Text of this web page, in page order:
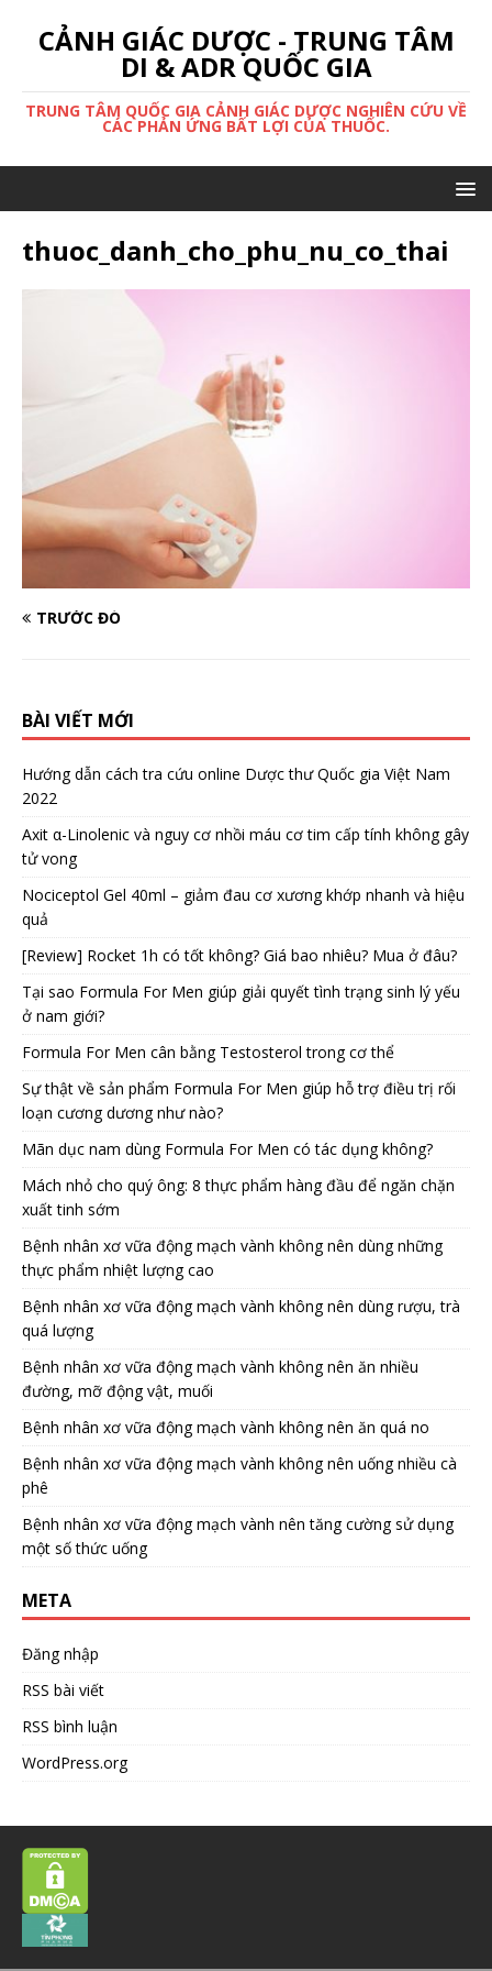
CẢNH GIÁC DƯỢC - TRUNG TÂM
DI & ADR QUỐC GIA
TRUNG TÂM QUỐC GIA CẢNH GIÁC DƯỢC NGHIÊN CỨU VỀ
CÁC PHẢN ỨNG BẤT LỢI CỦA THUỐC.
thuoc_danh_cho_phu_nu_co_thai
TRƯỚC ĐÓ
BÀI VIẾT MỚI
Hướng dẫn cách tra cứu online Dược thư Quốc gia Việt Nam
2022
Axit α-Linolenic và nguy cơ nhồi máu cơ tim cấp tính không gây
tử vong
Nociceptol Gel 40ml – giảm đau cơ xương khớp nhanh và hiệu
quả
[Review] Rocket 1h có tốt không? Giá bao nhiêu? Mua ở đâu?
Tại sao Formula For Men giúp giải quyết tình trạng sinh lý yếu
ở nam giới?
Formula For Men cân bằng Testosterol trong cơ thể
Sự thật về sản phẩm Formula For Men giúp hỗ trợ điều trị rối
loạn cương dương như nào?
Mãn dục nam dùng Formula For Men có tác dụng không?
Mách nhỏ cho quý ông: 8 thực phẩm hàng đầu để ngăn chặn
xuất tinh sớm
Bệnh nhân xơ vữa động mạch vành không nên dùng những
thực phẩm nhiệt lượng cao
Bệnh nhân xơ vữa động mạch vành không nên dùng rượu, trà
quá lượng
Bệnh nhân xơ vữa động mạch vành không nên ăn nhiều
đường, mỡ động vật, muối
Bệnh nhân xơ vữa động mạch vành không nên ăn quá no
Bệnh nhân xơ vữa động mạch vành không nên uống nhiều cà
phê
Bệnh nhân xơ vữa động mạch vành nên tăng cường sử dụng
một số thức uống
META
Đăng nhập
RSS bài viết
RSS bình luận
WordPress.org